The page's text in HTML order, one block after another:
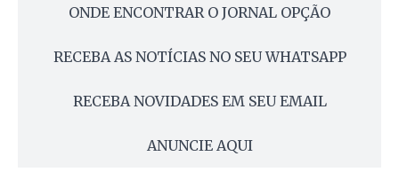
ONDE ENCONTRAR O JORNAL OPÇÃO
RECEBA AS NOTÍCIAS NO SEU WHATSAPP
RECEBA NOVIDADES EM SEU EMAIL
ANUNCIE AQUI